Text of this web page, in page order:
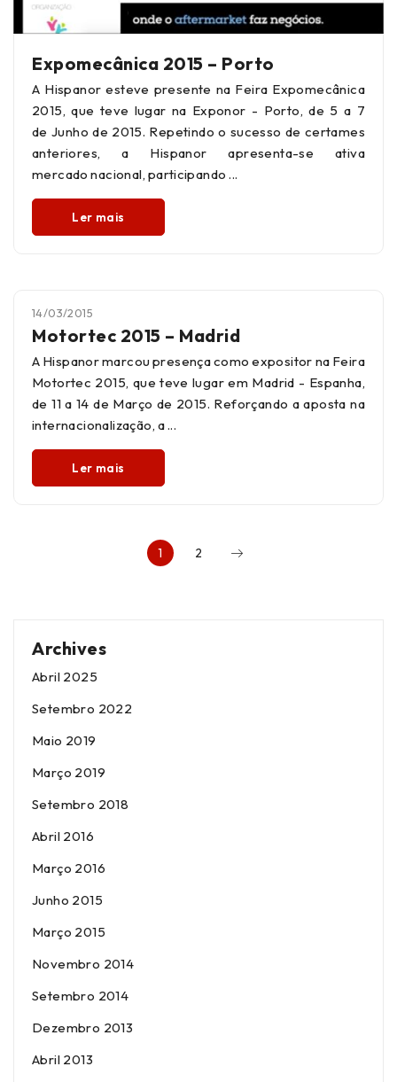
Expomecânica 2015 – Porto
A Hispanor esteve presente na Feira Expomecânica
2015, que teve lugar na Exponor - Porto, de 5 a 7
de Junho de 2015. Repetindo o sucesso de certames
anteriores, a Hispanor apresenta-se ativa
mercado nacional, participando
Ler mais
14/03/2015
Motortec 2015 – Madrid
A Hispanor marcou presença como expositor na Feira
Motortec 2015, que teve lugar em Madrid - Espanha,
de 11 a 14 de Março de 2015. Reforçando a aposta na
internacionalização, a
Ler mais
1 2
Archives
Abril 2025
Setembro 2022
Maio 2019
Março 2019
Setembro 2018
Abril 2016
Março 2016
Junho 2015
Março 2015
Novembro 2014
Setembro 2014
Dezembro 2013
Abril 2013